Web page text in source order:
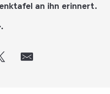
an ihn erinnert.